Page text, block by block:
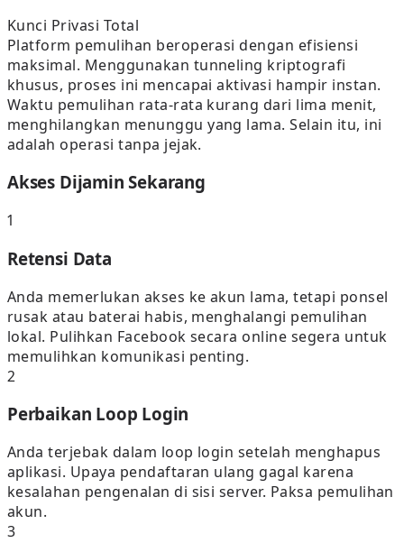
Kunci Privasi Total
Platform pemulihan beroperasi dengan efisiensi
maksimal. Menggunakan tunneling kriptografi
khusus, proses ini mencapai aktivasi hampir instan.
Waktu pemulihan rata-rata kurang dari lima menit,
menghilangkan menunggu yang lama. Selain itu, ini
adalah operasi tanpa jejak.
Akses Dijamin Sekarang
1
Retensi Data
Anda memerlukan akses ke akun lama, tetapi ponsel
rusak atau baterai habis, menghalangi pemulihan
lokal. Pulihkan Facebook secara online segera untuk
memulihkan komunikasi penting.
2
Perbaikan Loop Login
Anda terjebak dalam loop login setelah menghapus
aplikasi. Upaya pendaftaran ulang gagal karena
kesalahan pengenalan di sisi server. Paksa pemulihan
akun.
3